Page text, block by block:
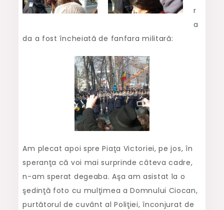
r
a
da a fost încheiată de fanfara militară:
Am plecat apoi spre Piaţa Victoriei, pe jos, în
speranţa că voi mai surprinde câteva cadre,
n-am sperat degeaba. Aşa am asistat la o
şedinţă foto cu mulţimea a Domnului Ciocan,
purtătorul de cuvânt al Poliţiei, înconjurat de